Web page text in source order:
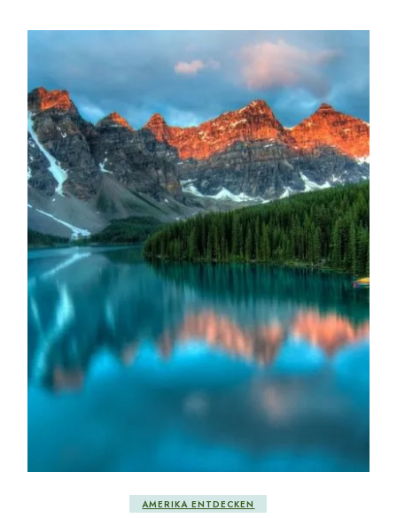
AMERIKA ENTDECKEN